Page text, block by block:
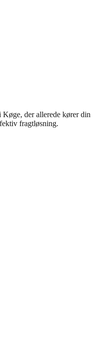
der allerede kører din
fragtløsning.